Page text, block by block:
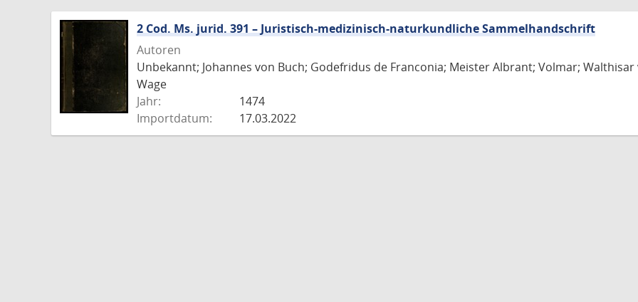
2 Cod. Ms. jurid. 391 – Juristisch-medizinisch-naturkundliche Sammelhandschrift
Autoren
Unbekannt; Johannes von Buch; Godefridus de Franconia; Meister Albrant; Volmar;
Wage
Jahr:
1474
Importdatum:
17.03.2022